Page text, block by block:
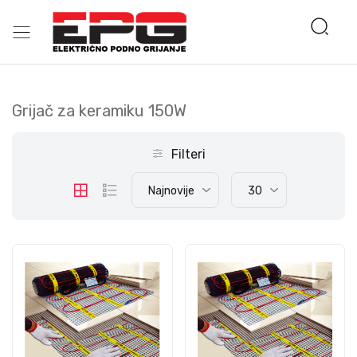
Grijač za keramiku 150W
Filteri
Najnovije 30